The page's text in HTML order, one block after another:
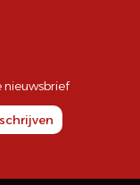
nieuwsbrief